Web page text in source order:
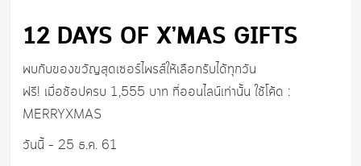
12 DAYS OF X’MAS GIFTS
พบกับของขวัญสุดเซอร์ไพรส์ให้เลือกรับได้ทุกวัน
ฟรี! เมื่อช้อปครบ 1,555 บาท ที่ออนไลน์เท่านั้น ใช้โค้ด :
MERRYXMAS
วันนี้ – 25 ธ.ค. 61